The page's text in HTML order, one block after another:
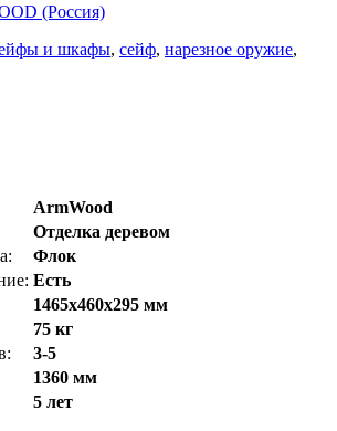
(Россия)
и шкафы, сейф, нарезное оружие,
ArmWood
Отделка деревом
Флок
Есть
1465х460х295 мм
75 кг
3-5
1360 мм
5 лет